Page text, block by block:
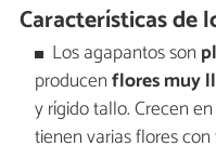
Características de
Los agapantos son
producenflores muy
y rígido tallo. Crecen
tienen varias flores